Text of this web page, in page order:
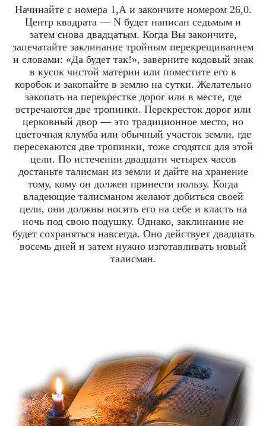
Начинайте с номера 1,А и закончите номером 26,0.
Центр квадрата — N будет написан седьмым и
затем снова двадцатым. Когда Вы закончите,
запечатайте заклинание тройным перекрещиванием
и словами: «Да будет так!», заверните кодовый знак
в кусок чистой материи или поместите его в
коробок и закопайте в землю на сутки. Желательно
закопать на перекрестке дорог или в месте, где
встречаются две тропинки. Перекресток дорог или
церковный двор — это традиционное место, но
цветочная клумба или обычный участок земли, где
пересекаются две тропинки, тоже сгодятся для этой
цели. По истечении двадцати четырех часов
достаньте талисман из земли и дайте на хранение
тому, кому он должен принести пользу. Когда
владеющие талисманом желают добиться своей
цели, они должны носить его на себе и класть на
ночь под свою подушку. Однако, заклинание не
будет сохраняться навсегда. Оно действует двадцать
восемь дней и затем нужно изготавливать новый
талисман.